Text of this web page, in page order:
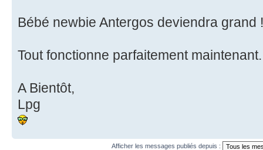
Bébé newbie Antergos deviendra grand
Tout fonctionne parfaitement
A Bientôt,
Lpg
Afficher les messages publiés depuis :